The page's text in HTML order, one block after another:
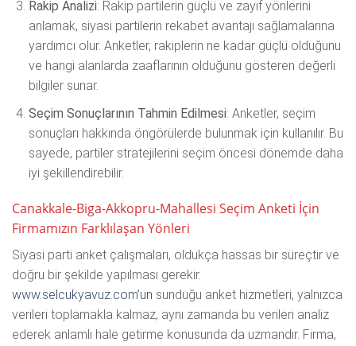
Rakip Analizi: Rakip partilerin güçlü ve zayıf yönlerini
anlamak, siyasi partilerin rekabet avantajı sağlamalarına
yardımcı olur. Anketler, rakiplerin ne kadar güçlü olduğunu
ve hangi alanlarda zaaflarının olduğunu gösteren değerli
bilgiler sunar.
Seçim Sonuçlarının Tahmin Edilmesi: Anketler, seçim
sonuçları hakkında öngörülerde bulunmak için kullanılır. Bu
sayede, partiler stratejilerini seçim öncesi dönemde daha
iyi şekillendirebilir.
Canakkale-Biga-Akkopru-Mahallesi Seçim Anketi İçin
Firmamızın Farklılaşan Yönleri
Siyasi parti anket çalışmaları, oldukça hassas bir süreçtir ve
doğru bir şekilde yapılması gerekir.
www.selcukyavuz.com’un sunduğu anket hizmetleri, yalnızca
verileri toplamakla kalmaz, aynı zamanda bu verileri analiz
ederek anlamlı hale getirme konusunda da uzmandır. Firma,